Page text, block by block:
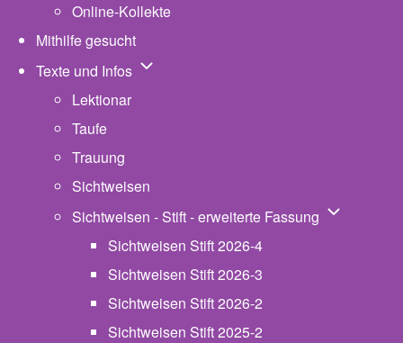
Online-Kollekte
Mithilfe gesucht
Texte und Infos Unternavigation von Texte und Infos
Lektionar
Taufe
Trauung
Sichtweisen
Sichtweisen - Stift - erweiterte Fassung
Sichtweisen Stift 2026-4
Sichtweisen Stift 2026-3
Sichtweisen Stift 2026-2
Sichtweisen Stift 2025-2